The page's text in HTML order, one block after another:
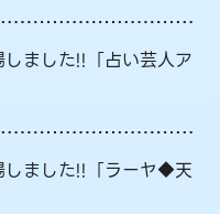
ました!!「占い芸人ア
しました!!「ラーヤ◆天